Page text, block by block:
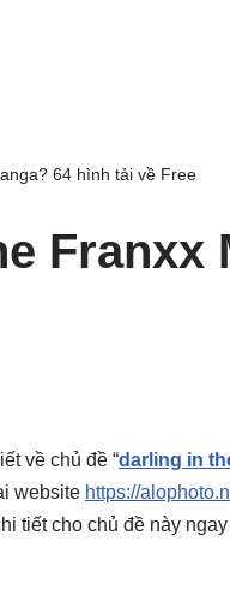
64 hình tải về Free
Franxx
về chủ đề “darling in
website https://
tiết cho chủ đề này